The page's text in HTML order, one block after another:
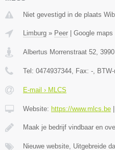
Niet gevestigd in de plaats
Limburg » Peer Google maps
Albertus Morrenstraat 52, 3990
Tel: 0474937344, Fax: -, BTW-
E-mail › MLCS
Website: https://www.mlcs.be
Maak je bedrijf vindbaar en
Nieuwe website, Uitgebreide